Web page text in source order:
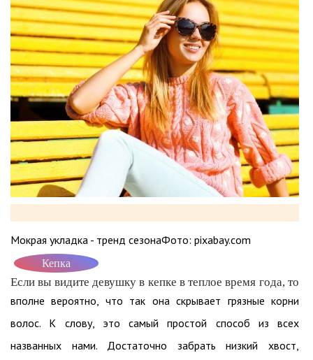
Мокрая укладка - тренд сезонаФото: pixabay.com
Кепка
Если вы видите девушку в кепке в теплое время года, то
вполне вероятно, что так она скрывает грязные корни
волос. К слову, это самый простой способ из всех
названных нами. Достаточно забрать низкий хвост,